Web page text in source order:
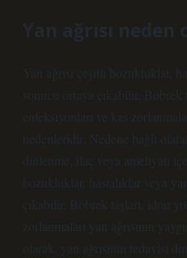
Yan ağrısı neden
Yan ağrısı çeşitli bozukluklar,
sonucu ortaya çıkabilir. Böbrek
enfeksiyonları ve kas
nedenleridir. Nedene bağlı
dinlenme, ilaç veya ameliyatı
bozukluklar, hastalıklar veya
çıkabilir. Böbrek taşları, idrar
zorlanmaları yan ağrısının
olarak, yan ağrısının tedavisi